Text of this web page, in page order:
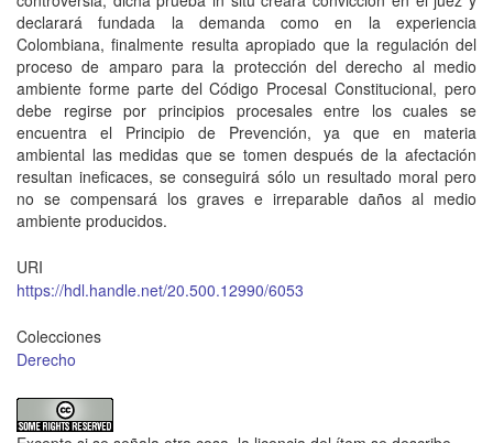
declarará fundada la demanda como en la experiencia
Colombiana, finalmente resulta apropiado que la regulación del
proceso de amparo para la protección del derecho al medio
ambiente forme parte del Código Procesal Constitucional, pero
debe regirse por principios procesales entre los cuales se
encuentra el Principio de Prevención, ya que en materia
ambiental las medidas que se tomen después de la afectación
resultan ineficaces, se conseguirá sólo un resultado moral pero
no se compensará los graves e irreparable daños al medio
ambiente producidos.
URI
https://hdl.handle.net/20.500.12990/6053
Colecciones
Derecho